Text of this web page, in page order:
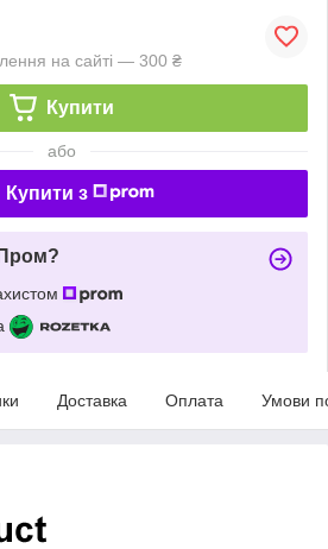
на сайті — 300 ₴
Купити
або
Купити з
Доставка Оплата Умови